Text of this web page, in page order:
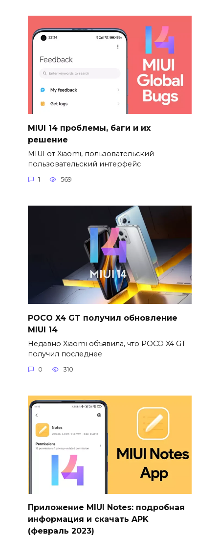
MIUI 14 проблемы, баги и их
решение
MIUI от Xiaomi, пользовательский
пользовательский интерфейс
1 569
POCO X4 GT получил обновление
MIUI 14
Недавно Xiaomi объявила, что POCO X4 GT
получил последнее
0 310
Приложение MIUI Notes: подробная
информация и скачать APK
(февраль 2023)